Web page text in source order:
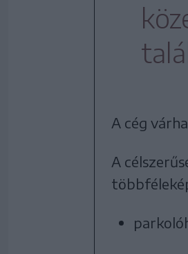
A cég
A